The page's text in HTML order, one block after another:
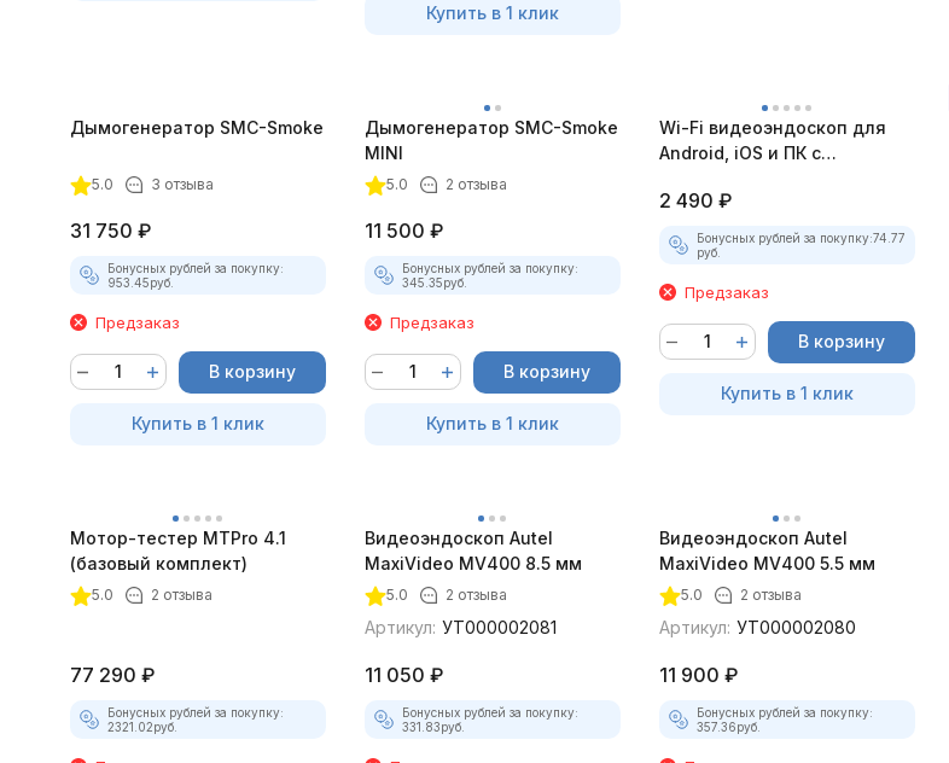
Купить в 1 клик
Дымогенератор SMC-Smoke
5.0 3 отзыва
31 750 ₽
Бонусных рублей за покупку:
953.45руб.
Предзаказ
В корзину
Купить в 1 клик
Дымогенератор SMC-Smoke
MINI
5.0 2 отзыва
11 500 ₽
Бонусных рублей за покупку:
345.35руб.
Предзаказ
В корзину
Купить в 1 клик
Wi-Fi видеоэндоскоп для
Android, iOS и ПК с
2 490 ₽
Бонусных рублей за покупку:74.77
руб.
Предзаказ
В корзину
Купить в 1 клик
Мотор-тестер MTPro 4.1
(базовый комплект)
5.0 2 отзыва
77 290 ₽
Бонусных рублей за покупку:
2321.02руб.
Видеоэндоскоп Autel
MaxiVideo MV400 8.5 мм
5.0 2 отзыва
Артикул: УТ000002081
11 050 ₽
Бонусных рублей за покупку:
331.83руб.
Видеоэндоскоп Autel
MaxiVideo MV400 5.5 мм
5.0 2 отзыва
Артикул: УТ000002080
11 900 ₽
Бонусных рублей за покупку:
357.36руб.